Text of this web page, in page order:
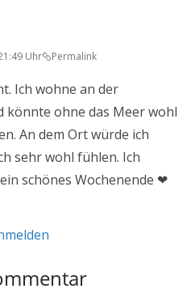
Uhr Permalink
Ich wohne an der
könnte ohne das Meer wohl
An dem Ort würde ich
sehr wohl fühlen. Ich
schönes Wochenende ❤